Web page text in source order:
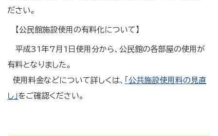
ださい。
【公民館施設使用の有料化について】
平成31年7月1日使用分から、公民館の各部屋の使用が
有料となりました。
使用料金などについて詳しくは、
「公共施設使用料の見直
し」をご確認ください。